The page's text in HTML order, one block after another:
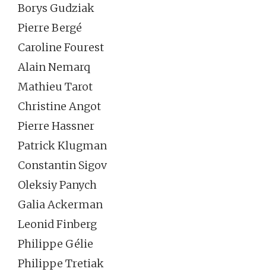
Borys Gudziak
Pierre Bergé
Caroline Fourest
Alain Nemarq
Mathieu Tarot
Christine Angot
Pierre Hassner
Patrick Klugman
Constantin Sigov
Oleksiy Panych
Galia Ackerman
Leonid Finberg
Philippe Gélie
Philippe Tretiak